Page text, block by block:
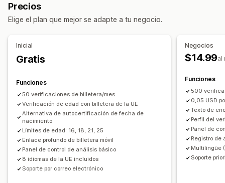
Informes de cumplimiento
Precios
Elige el plan que mejor se adapte a tu negocio.
Inicial
Gratis
Funciones
50 verificaciones de billetera/mes
Verificación de edad con billetera de la UE
Alternativa de autocertificación de fecha de
nacimiento
Límites de edad: 16, 18, 21, 25
Enlace profundo de billetera móvil
Panel de control de análisis básico
8 idiomas de la UE incluidos
Soporte por correo electrónico
Negocios
$14.99al
Funciones
500
0,05 USD
Texto de
Perfil del
Panel de
Registro de
Multilingüe
Soporte